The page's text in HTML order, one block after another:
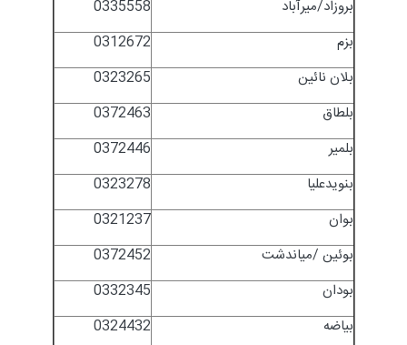
0335558
بروزاد/میرآباد
0312672
بزم
0323265
بلان نائین
0372463
بلطاق
0372446
بلمیر
0323278
بنویدعلیا
0321237
بوان
0372452
بوئین /میاندشت
0332345
بودان
0324432
بیاضه